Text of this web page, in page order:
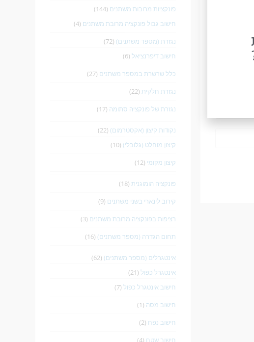
פונקציות מרובות משתנים (144)
חישוב גבול פונקציה מרובת משתנים (4)
נגזרת (מספר משתנים) (72)
חישוב דיפרנציאל (6)
כלל שרשרת במספר משתנים (27)
נגזרת חלקית (22)
נגזרת של פונקציה סתומה (17)
נקודות קיצון (אקסטרמום) (22)
קיצון מוחלט (גלובלי) (10)
קיצון מקומי (12)
פונקציה הומוגנית (18)
קירוב לינארי בשני משתנים (9)
רציפות בפונקציה מרובת משתנים (3)
תחום הגדרה (מספר משתנים) (16)
אינטגרלים (מספר משתנים) (62)
אינטגרל כפול (21)
חישוב אינטגרל כפול (7)
חישוב מסה (1)
חישוב נפח (2)
חישוב שטח (4)